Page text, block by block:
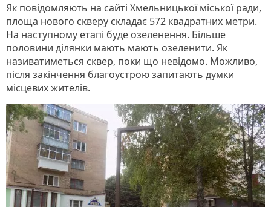
Як повідомляють на сайті Хмельницької міської ради,
площа нового скверу складає 572 квадратних метри.
На наступному етапі буде озеленення. Більше
половини ділянки мають мають озеленити. Як
називатиметься сквер, поки що невідомо. Можливо,
після закінчення благоустрою запитають думки
місцевих жителів.